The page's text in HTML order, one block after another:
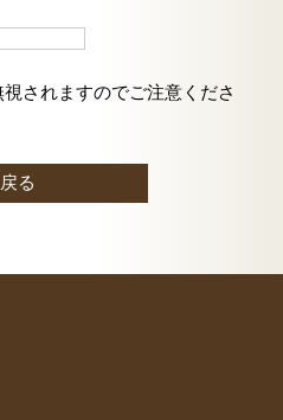
されますのでご注意くださ
戻る